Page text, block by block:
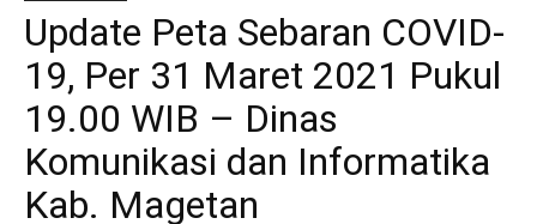
Update Peta Sebaran COVID-
19, Per 31 Maret 2021 Pukul
19.00 WIB – Dinas
Komunikasi dan Informatika
Kab. Magetan